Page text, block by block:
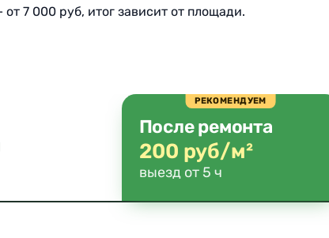
7 000 руб, итог зависит от площади.
РЕКОМЕНДУЕМ
После ремонта
200 руб/м²
выезд от 5 ч